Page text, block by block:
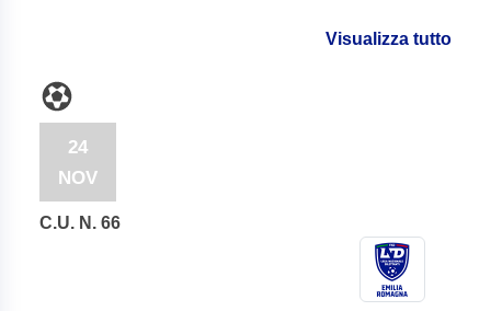
Visualizza tutto
24
NOV
C.U. N. 66